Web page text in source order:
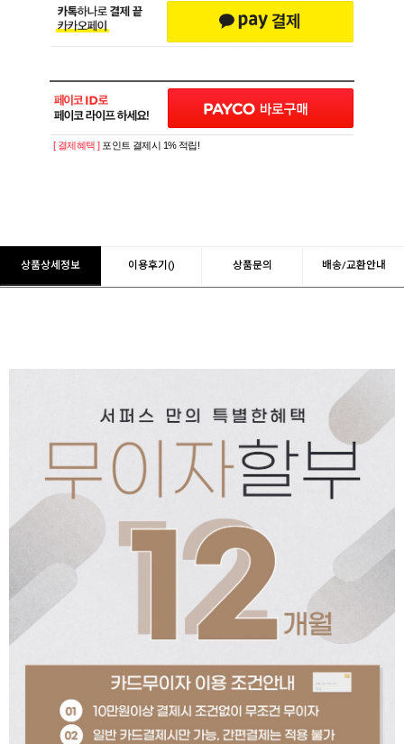
PAYCO 바로구매
[ 결제혜택 ] 포인트 결제시 1% 적립!
상품상세정보 이용후기() 상품문의 배송/교환안내